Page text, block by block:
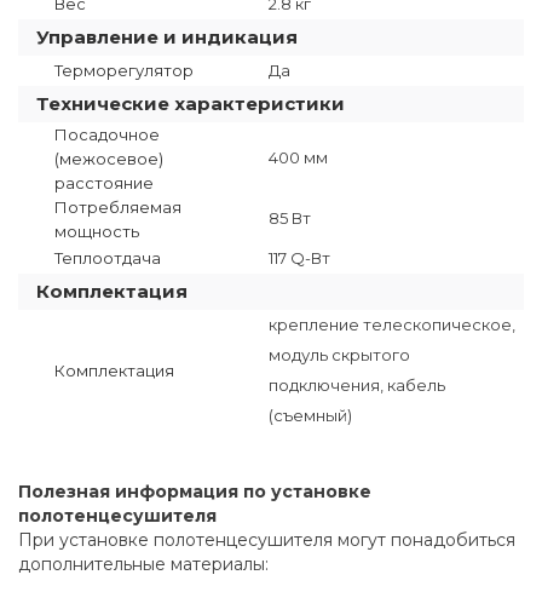
Управление и индикация
Терморегулятор Да
Технические характеристики
Посадочное
(межосевое)
расстояние
400 мм
Потребляемая
мощность
85 Вт
Теплоотдача 117 Q-Вт
Комплектация
Комплектация
крепление телескопическое,
модуль скрытого
подключения, кабель
(съемный)
Полезная информация по установке
полотенцесушителя
При установке полотенцесушителя могут понадобиться
дополнительные материалы: